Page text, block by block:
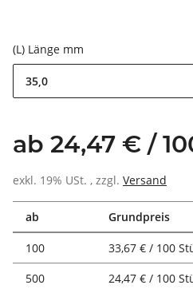
(L) Länge mm
35,0
ab 24,47 € /
exkl. 19% USt. , zzgl. Versand
ab Grundpreis
100
33,67 € / 100
500
24,47 € / 100